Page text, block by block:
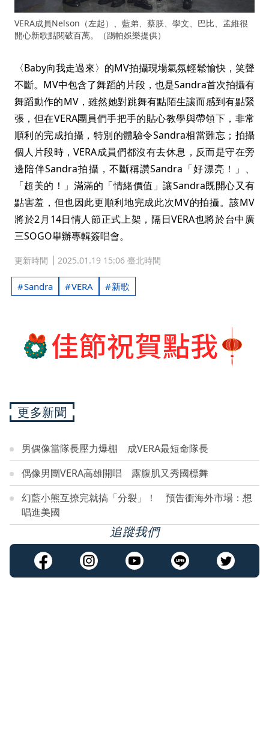
VERA成員Nelson（左起）、藍弟、蔡朕、學文、巴比、孟維很
開心新歌點閱破百萬。（踢帕娛樂提供）
〈Baby向我走過來〉的MV拍攝現場氣氛輕鬆愉快，笑聲
不斷。MV中包含了舞蹈的片段，也是Sandra首次拍攝有
舞蹈動作的MV，雖然她對跳舞有點陌生讓而感到有點緊
張，但在VERA團員們手把手的貼心教學與帶領下，非常
順利的完成拍攝，特別的體驗令Sandra相當難忘；拍攝
個人片段時，VERA成員們都沒有去休息，反而是守在旁
邊陪伴Sandra拍攝，不斷稱讚Sandra「好漂亮！」、
「超美的！」滿滿的「情緒價值」讓Sandra既開心又有
點害羞，但也因此更順利地完成此次MV的拍攝。該MV
將於2月14日情人節正式上架，隔日VERA也將於台中廣
三SOGO舉辦專輯簽唱會。
更新時間 2025.01.19 15:06 臺北時間
Sandra VERA 新歌
更多新聞
男偶像當隊長壓力爆棚 成VERA最短命隊長
偶像男團VERA高雄開唱 露腹肌又秀國標舞
幻藍小熊互撩完就搞「分裂」！ 預告衝海外市場：想
唱進美國
追蹤我們